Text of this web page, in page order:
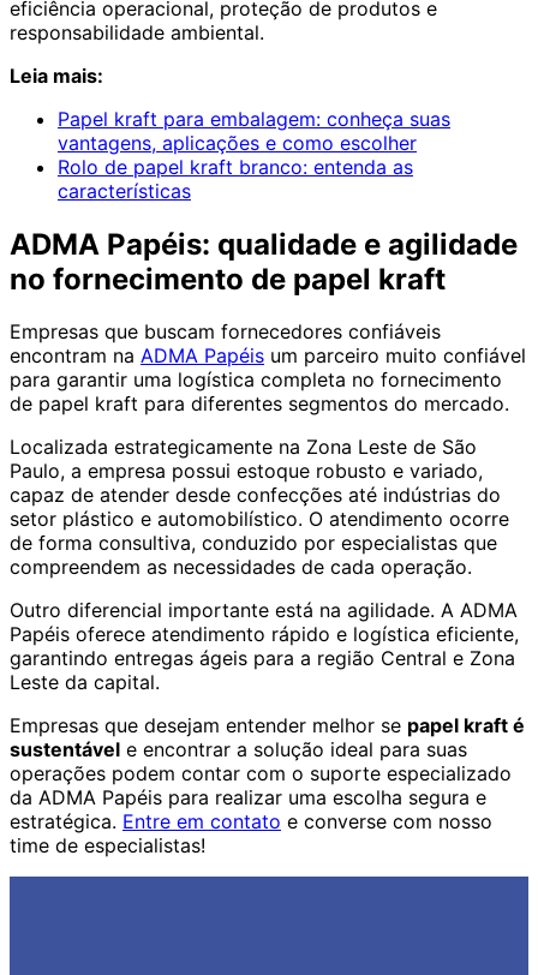
eficiência operacional, proteção de produtos e
responsabilidade ambiental.
Leia mais:
Papel kraft para embalagem: conheça suas
vantagens, aplicações e como escolher
Rolo de papel kraft branco: entenda as
características
ADMA Papéis: qualidade e agilidade
no fornecimento de papel kraft
Empresas que buscam fornecedores confiáveis
encontram na ADMA Papéis um parceiro muito confiável
para garantir uma logística completa no fornecimento
de papel kraft para diferentes segmentos do mercado.
Localizada estrategicamente na Zona Leste de São
Paulo, a empresa possui estoque robusto e variado,
capaz de atender desde confecções até indústrias do
setor plástico e automobilístico. O atendimento ocorre
de forma consultiva, conduzido por especialistas que
compreendem as necessidades de cada operação.
Outro diferencial importante está na agilidade. A ADMA
Papéis oferece atendimento rápido e logística eficiente,
garantindo entregas ágeis para a região Central e Zona
Leste da capital.
Empresas que desejam entender melhor se papel kraft é
sustentável e encontrar a solução ideal para suas
operações podem contar com o suporte especializado
da ADMA Papéis para realizar uma escolha segura e
estratégica. Entre em contato e converse com nosso
time de especialistas!